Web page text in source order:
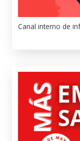
Canal interno de